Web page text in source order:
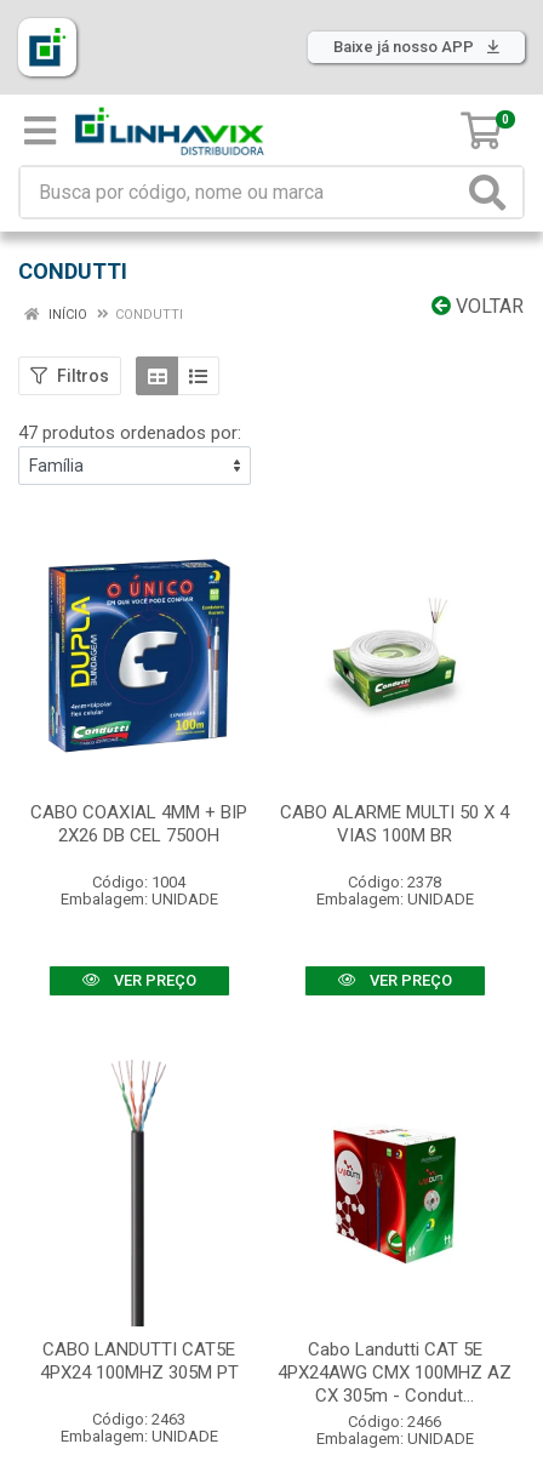
Baixe já nosso APP
0
CONDUTTI
VOLTAR
INÍCIO CONDUTTI
Filtros
47 produtos ordenados por:
CABO COAXIAL 4MM + BIP
2X26 DB CEL 750OH
Código: 1004
Embalagem: UNIDADE
VER PREÇO
CABO ALARME MULTI 50 X 4
VIAS 100M BR
Código: 2378
Embalagem: UNIDADE
VER PREÇO
CABO LANDUTTI CAT5E
4PX24 100MHZ 305M PT
Código: 2463
Embalagem: UNIDADE
Cabo Landutti CAT 5E
4PX24AWG CMX 100MHZ AZ
CX 305m - Condut...
Código: 2466
Embalagem: UNIDADE